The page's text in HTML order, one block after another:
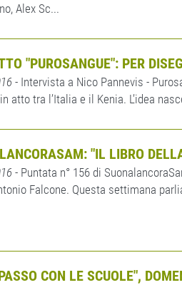
Alex Sc...
"PUROSANGUE": PER
- Intervista a Nico Pannevis -
atto tra l’Italia e il Kenia. L’idea
"IL LIBRO
- Puntata n° 156 di
Falcone. Questa settimana
CON LE SCUOLE",